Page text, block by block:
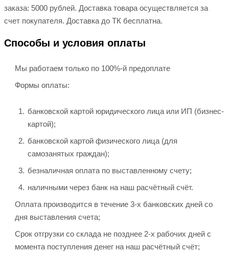
заказа: 5000 рублей. Доставка товара осуществляется за
счет покупателя. Доставка до ТК бесплатна.
Способы и условия оплаты
Мы работаем только по 100%-й предоплате
Формы оплаты:
банковской картой юридического лица или ИП (бизнес-
картой);
банковской картой физического лица (для
самозанятых граждан);
безналичная оплата по выставленному счету;
наличными через банк на наш расчётный счёт.
Оплата производится в течение 3-х банковских дней со
дня выставления счета;
Срок отгрузки со склада не позднее 2-х рабочих дней с
момента поступления денег на наш расчётный счёт;